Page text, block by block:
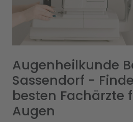
Augenheilkunde
Sassendorf -
besten Fachärzte
Augen